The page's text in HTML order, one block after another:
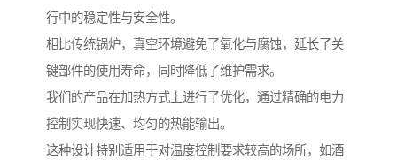
行中的稳定性与安全性。
相比传统锅炉，真空环境避免了氧化与腐蚀，延长了关
键部件的使用寿命，同时降低了维护需求。
我们的产品在加热方式上进行了优化，通过精确的电力
控制实现快速、均匀的热能输出。
这种设计特别适用于对温度控制要求较高的场所，如酒